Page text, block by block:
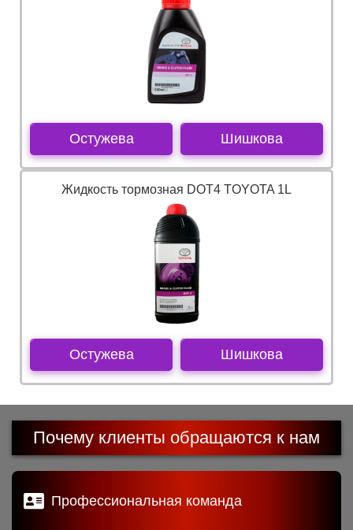
Остужева Шишкова
Жидкость тормозная DOT4 TOYOTA 1L
Остужева Шишкова
Почему клиенты обращаются к нам
Профессиональная команда